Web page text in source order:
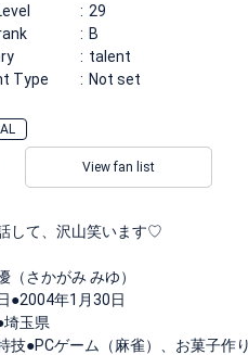
29
B
talent
Type
Not set
View fan list
して、沢山笑います♡
（さかがみ みゆ）
●2004年1月30日
埼玉県
技●PCゲーム（麻雀）、お菓子作り